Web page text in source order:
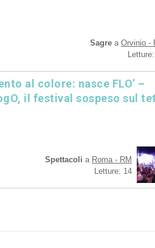
Sagre a Orvinio -
al colore: nasce FLO’ –
il festival sospeso sul
Spettacoli a Roma - RM
Letture: 14